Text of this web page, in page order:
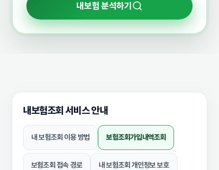
내보험 분석하기
내보험조회 서비스 안내
내 보험조회 이용 방법 보험조회가입내역조회
보험조회 접속 경로 내 보험조회 개인정보 보호